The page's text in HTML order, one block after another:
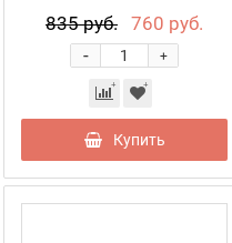
835 руб. 760 руб.
+
-
Купить